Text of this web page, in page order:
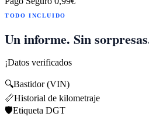
TODO INCLUIDO
Un informe. Sin
¡Datos verificados
🔍Bastidor (VIN)
📏Historial de kilometraje
🛡️Etiqueta DGT